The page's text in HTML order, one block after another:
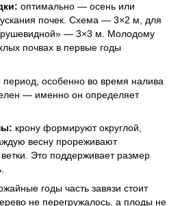
оптимально — осень или
почек. Схема — 3×2 м, для
— 3×3 м. Молодому
почвах в первые годы
период, особенно во время налива
— именно он определяет
крону формируют округлой,
весну прореживают
Это поддерживает размер
годы часть завязи стоит
не перегружалось, а плоды не